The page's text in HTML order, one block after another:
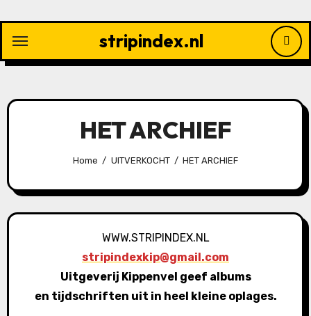
inhoud
stripindex.nl
HET ARCHIEF
Home UITVERKOCHT HET ARCHIEF
WWW.STRIPINDEX.NL
stripindexkip@gmail.com
Uitgeverij Kippenvel geef albums
en tijdschriften uit in heel kleine oplages.